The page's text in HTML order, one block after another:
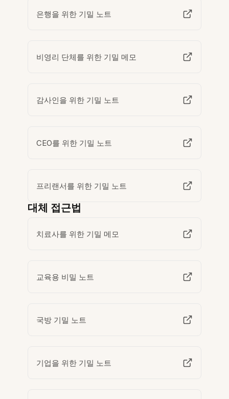
은행을 위한 기밀 노트
비영리 단체를 위한 기밀 메모
감사인을 위한 기밀 노트
CEO를 위한 기밀 노트
프리랜서를 위한 기밀 노트
대체 접근법
치료사를 위한 기밀 메모
교육용 비밀 노트
국방 기밀 노트
기업을 위한 기밀 노트